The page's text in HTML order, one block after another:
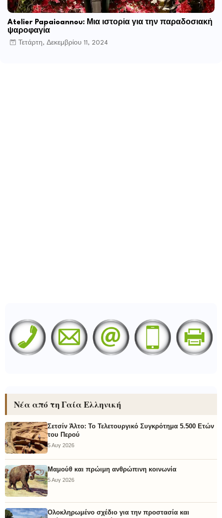
Atelier Papaioannou: Μια ιστορία για την παραδοσιακή
ψαροφαγία
Τετάρτη, Δεκεμβρίου 11, 2024
Νέα από τη Γαία Ελληνική
Σετσίν Άλτο: Το Τελετουργικό Συγκρότημα 5.500 Ετών
του Περού
5 Αυγ 2026
Μαμούθ και πρώιμη ανθρώπινη κοινωνία
5 Αυγ 2026
Ολοκληρωμένο σχέδιο για την προστασία και